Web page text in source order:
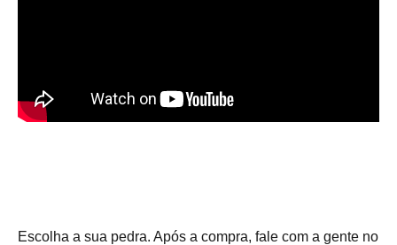
Escolha a sua pedra. Após a compra, fale com a gente no